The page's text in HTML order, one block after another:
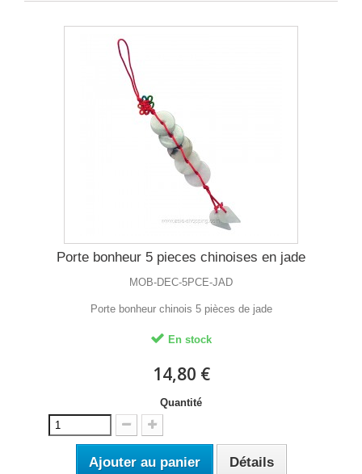
Porte bonheur 5 pieces chinoises en jade
MOB-DEC-5PCE-JAD
Porte bonheur chinois 5 pièces de jade
En stock
14,80 €
Quantité
Ajouter au panier Détails